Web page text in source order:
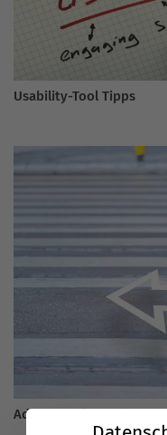
Usability-Tool Tipps
AdWords Alternativen: